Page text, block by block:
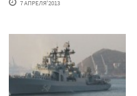
7 АПРЕЛЯ'2013